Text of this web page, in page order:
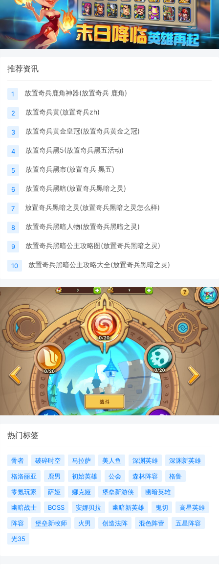
推荐资讯
1 放置奇兵鹿角神器(放置奇兵 鹿角)
2 放置奇兵黄(放置奇兵zh)
3 放置奇兵黄金皇冠(放置奇兵黄金之冠)
4 放置奇兵黑5(放置奇兵黑五活动)
5 放置奇兵黑市(放置奇兵 黑五)
6 放置奇兵黑暗(放置奇兵黑暗之灵)
7 放置奇兵黑暗之灵(放置奇兵黑暗之灵怎么样)
8 放置奇兵黑暗人物(放置奇兵黑暗之灵)
9 放置奇兵黑暗公主攻略图(放置奇兵黑暗之灵)
10 放置奇兵黑暗公主攻略大全(放置奇兵黑暗之灵)
热门标签
骨者 破碎时空 马拉萨 美人鱼 深渊英雄
深渊新英雄
格洛丽亚
鹿男 初始英雄 公会 森林阵容
格鲁
零氪玩家
萨娅 娜克娅 堡垒新游侠
幽暗英雄
幽暗战士
BOSS 安娜贝拉 幽暗新英雄 鬼切
高星英雄
阵容
堡垒新牧师 火男 创造法阵 混色阵营
五星阵容
光35